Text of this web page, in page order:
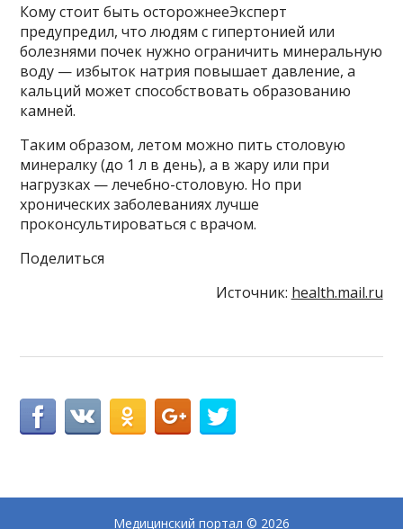
Кому стоит быть осторожнееЭксперт
предупредил, что людям с гипертонией или
болезнями почек нужно ограничить минеральную
воду — избыток натрия повышает давление, а
кальций может способствовать образованию
камней.
Таким образом, летом можно пить столовую
минералку (до 1 л в день), а в жару или при
нагрузках — лечебно-столовую. Но при
хронических заболеваниях лучше
проконсультироваться с врачом.
Поделиться
Источник: health.mail.ru
Медицинский портал © 2026